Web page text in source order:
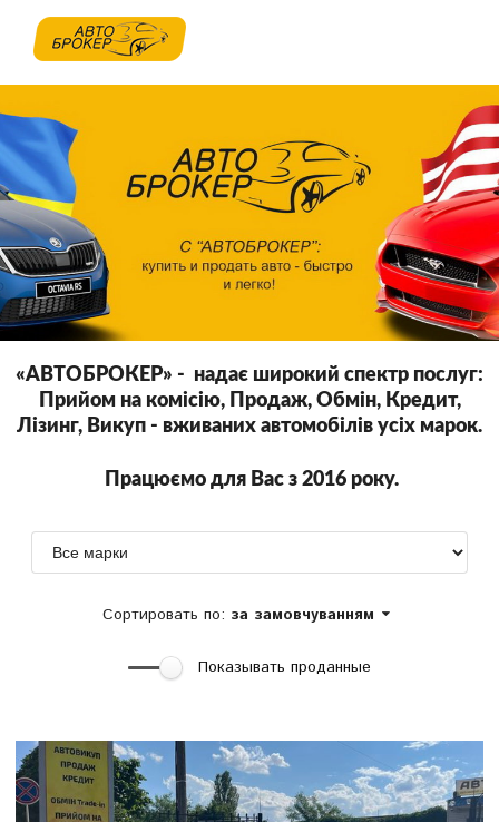
«АВТОБРОКЕР» - надає широкий спектр послуг:
Прийом на комісію, Продаж, Обмін, Кредит,
Лізинг, Викуп - вживаних автомобілів усіх марок.
Працюємо для Вас з 2016 року.
Сортировать по: за замовчуванням
Показывать проданные